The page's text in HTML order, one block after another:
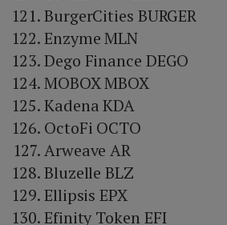
BurgerCities BURGER
Enzyme MLN
Dego Finance DEGO
MOBOX MBOX
Kadena KDA
OctoFi OCTO
Arweave AR
Bluzelle BLZ
Ellipsis EPX
Efinity Token EFI